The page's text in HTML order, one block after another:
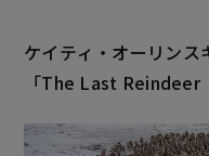
ケイティ・オーリン
「The Last Reindeer